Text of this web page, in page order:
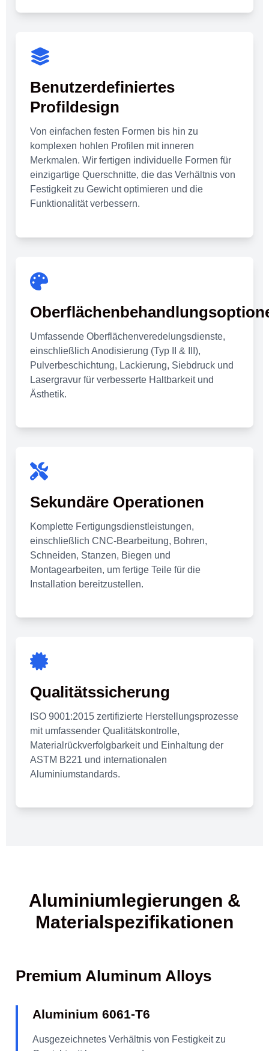
Benutzerdefiniertes
Profildesign
Von einfachen festen Formen bis hin zu
komplexen hohlen Profilen mit inneren
Merkmalen. Wir fertigen individuelle Formen für
einzigartige Querschnitte, die das Verhältnis von
Festigkeit zu Gewicht optimieren und die
Funktionalität verbessern.
Umfassende Oberflächenveredelungsdienste,
einschließlich Anodisierung (Typ II & III),
Pulverbeschichtung, Lackierung, Siebdruck und
Lasergravur für verbesserte Haltbarkeit und
Ästhetik.
Sekundäre Operationen
Komplette Fertigungsdienstleistungen,
einschließlich CNC-Bearbeitung, Bohren,
Schneiden, Stanzen, Biegen und
Montagearbeiten, um fertige Teile für die
Installation bereitzustellen.
Qualitätssicherung
ISO 9001:2015 zertifizierte Herstellungsprozesse
mit umfassender Qualitätskontrolle,
Materialrückverfolgbarkeit und Einhaltung der
ASTM B221 und internationalen
Aluminiumstandards.
Aluminiumlegierungen &
Materialspezifikationen
Premium Aluminum Alloys
Aluminium 6061-T6
Ausgezeichnetes Verhältnis von Festigkeit zu